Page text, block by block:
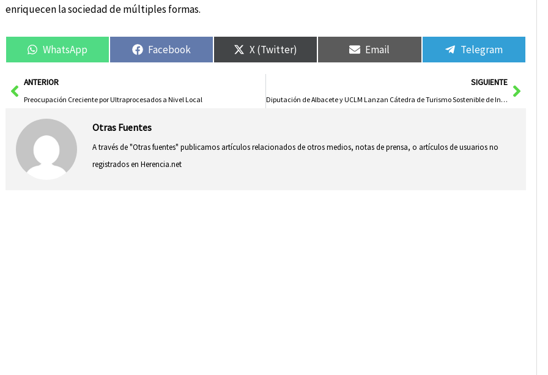
enriquecen la sociedad de múltiples formas.
WhatsApp Facebook X (Twitter) Email Telegram
AntANTERIOR
Preocupación Creciente por Ultraprocesados a Nivel Local
SIGUIENTE
Diputación de Albacete y UCLM Lanzan Cátedra de Turismo Sostenible de Interior para Innovar el Sector
Otras Fuentes
A través de "Otras fuentes" publicamos artículos relacionados de otros medios, notas de prensa, o artículos de usuarios no
registrados en Herencia.net